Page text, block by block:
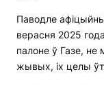
Паводле
верасня 2025
палоне ў Газе,
жывых, іх целы